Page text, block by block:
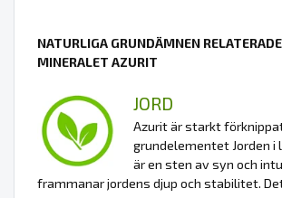
NATURLIGA GRUNDÄMNEN
MINERALET AZURIT
JORD
Azurit är starkt
grundelementet Jorden i
är en sten av syn och
frammanar jordens djup och stabilitet.